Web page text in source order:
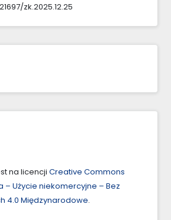
zk.2025.12.25
na licencji Creative Commons
– Użycie niekomercyjne – Bez
4.0 Międzynarodowe.